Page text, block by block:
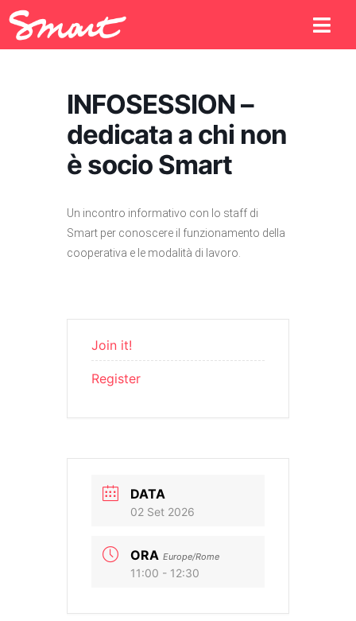
INFOSESSION –
dedicata a chi non
è socio Smart
Un incontro informativo con lo staff di
Smart per conoscere il funzionamento della
cooperativa e le modalità di lavoro.
Join it!
Register
DATA
02 Set 2026
ORA Europe/Rome
11:00 - 12:30